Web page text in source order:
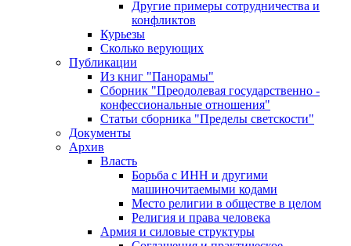
Другие примеры сотрудничества и
конфликтов
Курьезы
Сколько верующих
Публикации
Из книг "Панорамы"
Сборник "Преодолевая государственно -
конфессиональные отношения"
Статьи сборника "Пределы светскости"
Документы
Архив
Власть
Борьба с ИНН и другими
машиночитаемыми кодами
Место религии в обществе в целом
Религия и права человека
Армия и силовые структуры